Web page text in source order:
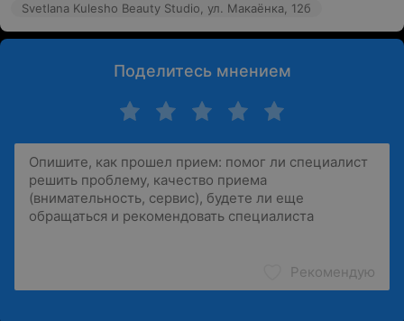
Svetlana Kulesho Beauty Studio, ул. Макаёнка, 12б
Поделитесь мнением
Рекомендую